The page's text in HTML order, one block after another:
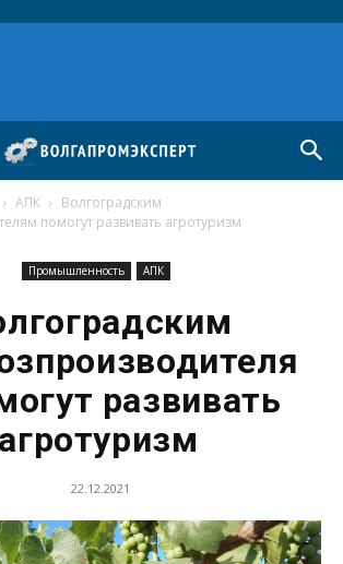
АПК
Волгоградским
помогут развивать агротуризм
Промышленность АПК
развивать
агротуризм
22.12.2021